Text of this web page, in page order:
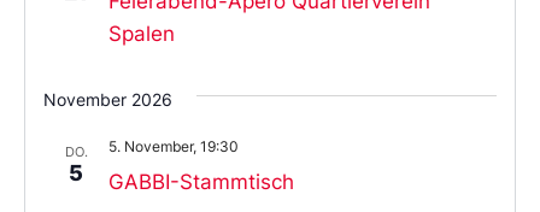
Spalen
November 2026
DO.
5 GABBI-Stammtisch
5. November, 19:30